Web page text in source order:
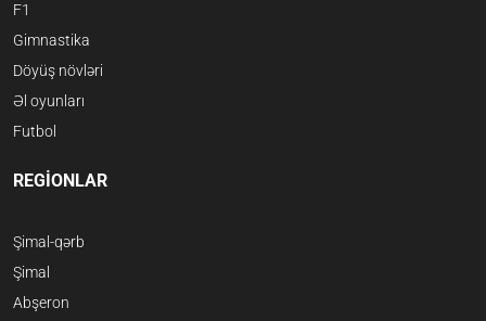
F1
Gimnastika
Döyüş növləri
Əl oyunları
Futbol
REGİONLAR
Şimal-qərb
Şimal
Abşeron